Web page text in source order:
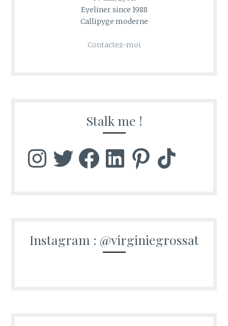
Eyeliner since 1988
Callipyge moderne
Contactez-moi
Stalk me !
InstagramTwitter FacebookLinkedInPinterest TikTok
Instagram : @virginiegrossat